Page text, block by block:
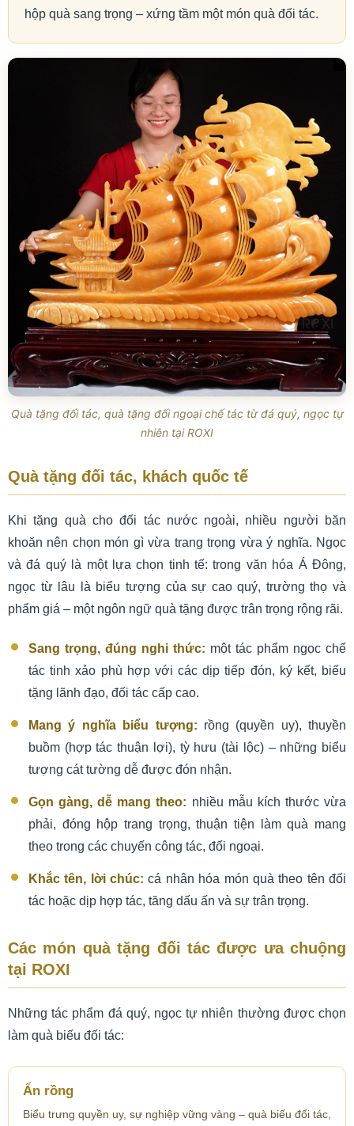
hộp quà sang trọng – xứng tầm một món quà đối tác.
Quà tặng đối tác, quà tặng đối ngoại chế tác từ đá quý, ngọc tự
nhiên tại ROXI
Quà tặng đối tác, khách quốc tế
Khi tặng quà cho đối tác nước ngoài, nhiều người băn
khoăn nên chọn món gì vừa trang trọng vừa ý nghĩa. Ngọc
và đá quý là một lựa chọn tinh tế: trong văn hóa Á Đông,
ngọc từ lâu là biểu tượng của sự cao quý, trường thọ và
phẩm giá – một ngôn ngữ quà tặng được trân trọng rộng rãi.
Sang trọng, đúng nghi thức: một tác phẩm ngọc chế
tác tinh xảo phù hợp với các dịp tiếp đón, ký kết, biếu
tặng lãnh đạo, đối tác cấp cao.
Mang ý nghĩa biểu tượng: rồng (quyền uy), thuyền
buồm (hợp tác thuận lợi), tỳ hưu (tài lộc) – những biểu
tượng cát tường dễ được đón nhận.
Gọn gàng, dễ mang theo: nhiều mẫu kích thước vừa
phải, đóng hộp trang trọng, thuận tiện làm quà mang
theo trong các chuyến công tác, đối ngoại.
Khắc tên, lời chúc: cá nhân hóa món quà theo tên đối
tác hoặc dịp hợp tác, tăng dấu ấn và sự trân trọng.
Các món quà tặng đối tác được ưa chuộng
tại ROXI
Những tác phẩm đá quý, ngọc tự nhiên thường được chọn
làm quà biếu đối tác:
Ấn rồng
Biểu trưng quyền uy, sự nghiệp vững vàng – quà biếu đối tác,